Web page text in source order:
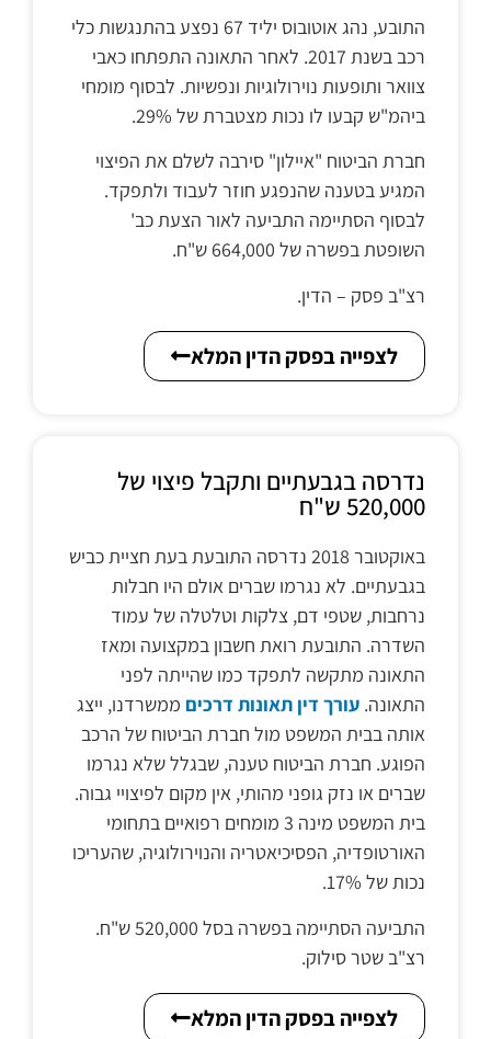
התובע, נהג אוטובוס יליד 67 נפצע בהתנגשות כלי
רכב בשנת 2017. לאחר התאונה התפתחו כאבי
צוואר ותופעות נוירולוגיות ונפשיות. לבסוף מומחי
ביהמ"ש קבעו לו נכות מצטברת של 29%.
חברת הביטוח "איילון" סירבה לשלם את הפיצוי
המגיע בטענה שהנפגע חוזר לעבוד ולתפקד.
לבסוף הסתיימה התביעה לאור הצעת כב'
השופטת בפשרה של 664,000 ש"ח.
רצ"ב פסק – הדין.
לצפייה בפסק הדין המלא
נדרסה בגבעתיים ותקבל פיצוי של
520,000 ש"ח
באוקטובר 2018 נדרסה התובעת בעת חציית כביש
בגבעתיים. לא נגרמו שברים אולם היו חבלות
נרחבות, שטפי דם, צלקות וטלטלה של עמוד
השדרה. התובעת רואת חשבון במקצועה ומאז
התאונה מתקשה לתפקד כמו שהייתה לפני
התאונה. עורך דין תאונות דרכים ממשרדנו, ייצג
אותה בבית המשפט מול חברת הביטוח של הרכב
הפוגע. חברת הביטוח טענה, שבגלל שלא נגרמו
שברים או נזק גופני מהותי, אין מקום לפיצויי גבוה.
בית המשפט מינה 3 מומחים רפואיים בתחומי
האורטופדיה, הפסיכיאטריה והנוירולוגיה, שהעריכו
נכות של 17%.
התביעה הסתיימה בפשרה בסל 520,000 ש"ח.
רצ"ב שטר סילוק.
לצפייה בפסק הדין המלא